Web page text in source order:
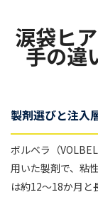
涙袋ヒ
手の違
製剤選びと注入
ボルベラ（
用いた製剤で、粘
は約12〜18か月と